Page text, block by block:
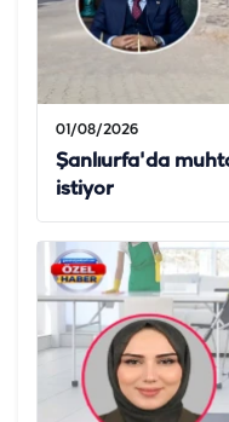
01/08/2026
Şanlıurfa'da
istiyor